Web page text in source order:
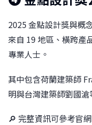
2025 金點設計獎與概
來自 19 地區、橫跨產
專業人士。
其中包含荷蘭建築師
明與台灣建築師劉國
🔎 完整資訊可參考官網